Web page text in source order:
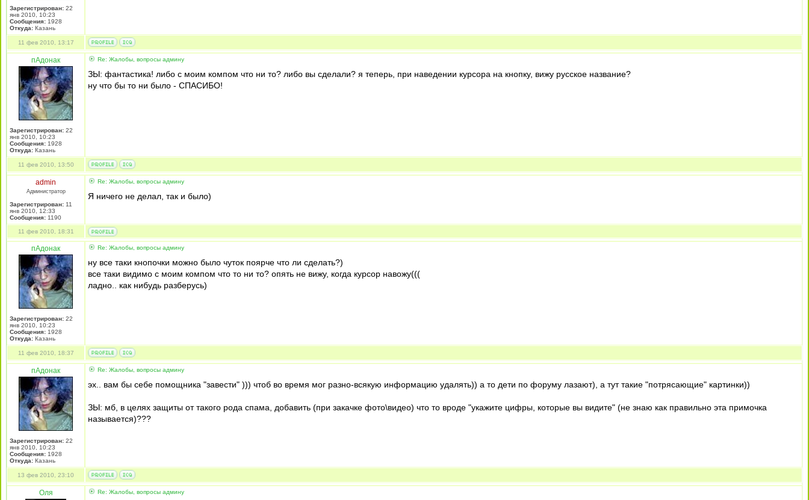
Зарегистрирован: 22
янв 2010, 10:23
Сообщения: 1928
Откуда: Казань
11 фев 2010, 13:17
пАдонак
Зарегистрирован: 22
янв 2010, 10:23
Сообщения: 1928
Откуда: Казань
Re: Жалобы, вопросы админу
ЗЫ: фантастика! либо с моим компом что ни то? либо вы сделали? я теперь, при наведении курсора на кнопку, вижу русское название?
ну что бы то ни было - СПАСИБО!
11 фев 2010, 13:50
admin
Администратор
Зарегистрирован: 11
янв 2010, 12:33
Сообщения: 1190
Re: Жалобы, вопросы админу
Я ничего не делал, так и было)
11 фев 2010, 18:31
пАдонак
Зарегистрирован: 22
янв 2010, 10:23
Сообщения: 1928
Откуда: Казань
Re: Жалобы, вопросы админу
ну все таки кнопочки можно было чуток поярче что ли сделать?)
все таки видимо с моим компом что то ни то? опять не вижу, когда курсор навожу(((
ладно.. как нибудь разберусь)
11 фев 2010, 18:37
пАдонак
Зарегистрирован: 22
янв 2010, 10:23
Сообщения: 1928
Откуда: Казань
Re: Жалобы, вопросы админу
эх.. вам бы себе помощника "завести" ))) чтоб во время мог разно-всякую информацию удалять)) а то дети по форуму лазают), а тут такие "потрясающие" картинки))
ЗЫ: мб, в целях защиты от такого рода спама, добавить (при закачке фото\видео) что то вроде "укажите цифры, которые вы видите" (не знаю как правильно эта примочка
называется)???
13 фев 2010, 23:10
Оля Re: Жалобы, вопросы админу